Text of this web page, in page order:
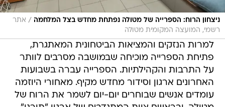
ניצחון הרוח: הספרייה של מטולה נפתחת מחדש בצל המלחמה / אתר
רשמי, המועצה המקומית מטולה
למרות הנזקים והמציאות הביטחונית המאתגרת,
פתיחת הספרייה מוכיחה שבמושבה מסרבים לוותר
על התרבות והקהילתיות. הספרייה עברה בשבועות
האחרונים ארגון וסידור מחדש מקיף. מאחורי היוזמה
עומדים אנשים שבוחרים יום-יום לשמר את הרוח של